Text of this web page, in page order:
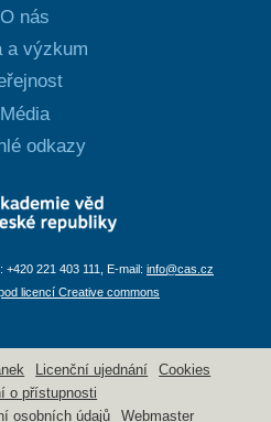
O nás
a výzkum
Média
odkazy
+420 221 403 111, E-mail: info@cas.cz
licencí Creative commons
Licenční ujednání
Cookies
o přístupnosti
osobních údajů
Webmaster